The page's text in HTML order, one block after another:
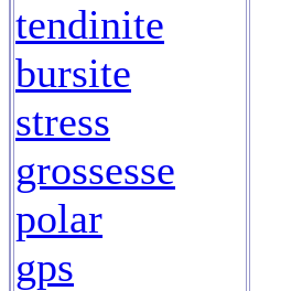
tendinite
bursite
stress
grossesse
polar
gps